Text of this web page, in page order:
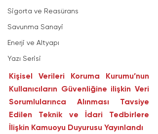
Sigorta ve Reasürans
Savunma Sanayi
Enerji ve Altyapı
Yazı Serisi
Kişisel Verileri Koruma Kurumu’nun
Kullanıcıların Güvenliğine ilişkin Veri
Sorumlularınca Alınması Tavsiye
Edilen Teknik ve İdari Tedbirlere
İlişkin Kamuoyu Duyurusu Yayınlandı